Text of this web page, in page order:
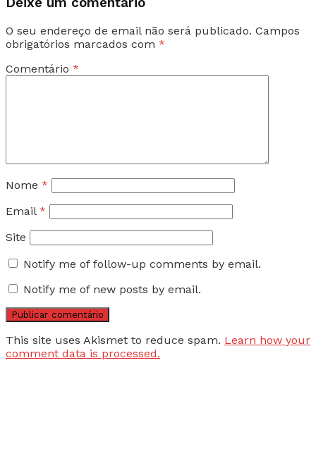
O seu endereço de email não será publicado. Campos
obrigatórios marcados com *
Comentário *
Nome *
Email *
Site
Notify me of follow-up comments by email.
Notify me of new posts by email.
This site uses Akismet to reduce spam. Learn how your
comment data is processed.